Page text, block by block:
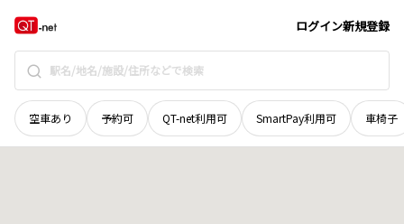
ログイン新規登録
空車あり 予約可 QT-net利用可 SmartPay利用可 車椅子
長野県